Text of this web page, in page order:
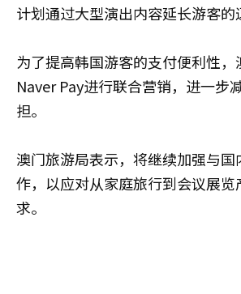
计划通过大型演出内容延长游客的
为了提高韩国游客的支付便利性，
Naver Pay进行联合营销，进一步
担。
澳门旅游局表示，将继续加强与
作，以应对从家庭旅行到会议展览
求。